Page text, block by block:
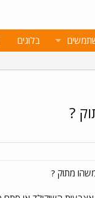
בלוגים
?
מתוק ?